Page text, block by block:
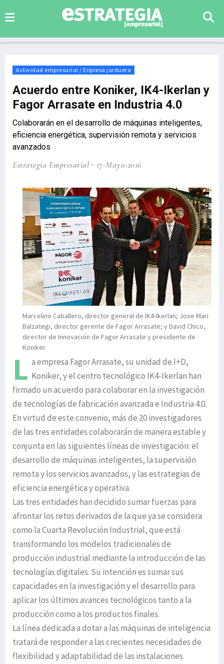
Actividad empresarial / Enpresa jarduera
Acuerdo entre Koniker, IK4-Ikerlan y
Fagor Arrasate en Industria 4.0
Colaborarán en el desarrollo de máquinas inteligentes,
eficiencia energética, supervisión remota y servicios
avanzados
Estrategia Empresarial 17-Mayo-2016
Marcelino Caballero, director general de IK4-Ikerlan; Jose Mari
Balzategi, director gerente de Fagor Arrasate; y David Chico,
director de Innovación de Fagor Arrasate y presidente de
Koniker.
L a empresa Fagor Arrasate, su unidad de I+D,
Koniker, y el centro tecnológico IK4-Ikerlan han
firmado un acuerdo para colaborar en la investigación
de tecnologías de fabricación avanzada e Industria 4.0.
En virtud de este convenio, más de 20 investigadores
de las tres entidades colaborarán de manera estable y
conjunta en las siguientes líneas de investigación: el
desarrollo de máquinas inteligentes, la supervisión
remota y los servicios avanzados, y las estrategias de
eficiencia energética y operativa.
Las tres entidades han decidido sumar fuerzas para
afrontar los retos derivados de la que ya se considera
como la Cuarta Revolución Industrial, que está
transformando los modelos tradicionales de
producción industrial mediante la introducción de las
tecnologías digitales. Su intención es sumar sus
capacidades en la investigación y el desarrollo para
aplicar los últimos avances tecnológicos tanto a la
producción como a los productos finales.
La línea dedicada a dotar a las máquinas de inteligencia
tratará de responder a las crecientes necesidades de
flexibilidad y adaptabilidad de las instalaciones